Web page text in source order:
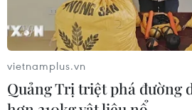
Đảng Cộng hòa đề xuất dự luật
thêm thẩm quyền thuế quan
Trump
07/08/2026 00:33
vietnamplus.vn
Quảng Trị triệt phá đường